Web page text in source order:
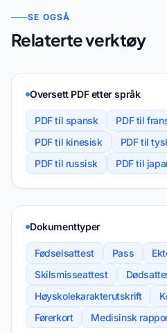
SE OGSÅ
Relaterte verktøy
Oversett PDF etter språk
PDF til spansk PDF til
PDF til kinesisk
PDF til
PDF til russisk
PDF til
Dokumenttyper
Fødselsattest Pass
Skilsmisseattest
Høyskolekarakterutskrift
Førerkort
Medisinsk